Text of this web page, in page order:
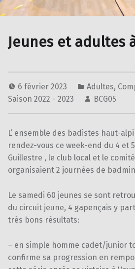
Jeunes et adultes
6 février 2023 Adultes,
Saison 2022 - 2023
BCG05
L’ ensemble des badistes haut-
rendez-vous ce week-end du 4 et
Guillestre , le club local et le
organisaient 2 journées de
Le samedi 60 jeunes se sont
du circuit jeune, 4 gapençais y
très bons résultats:
– en simple homme cadet/junior
confirme sa progression en